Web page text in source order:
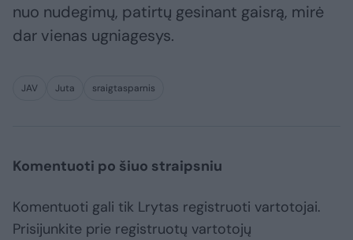
nuo nudegimų, patirtų gesinant gaisrą, mirė
dar vienas ugniagesys.
JAV Juta sraigtasparnis
Komentuoti po šiuo straipsniu
Komentuoti gali tik Lrytas registruoti vartotojai.
Prisijunkite prie registruotų vartotojų